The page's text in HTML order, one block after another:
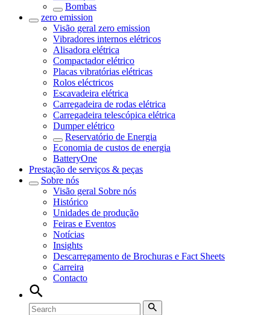
Bombas
zero emission
Visão geral zero emission
Vibradores internos elétricos
Alisadora elétrica
Compactador elétrico
Placas vibratórias elétricas
Rolos eléctricos
Escavadeira elétrica
Carregadeira de rodas elétrica
Carregadeira telescópica elétrica
Dumper elétrico
Reservatório de Energia
Economia de custos de energia
BatteryOne
Prestação de serviços & peças
Sobre nós
Visão geral Sobre nós
Histórico
Unidades de produção
Feiras e Eventos
Notícias
Insights
Descarregamento de Brochuras e Fact Sheets
Carreira
Contacto